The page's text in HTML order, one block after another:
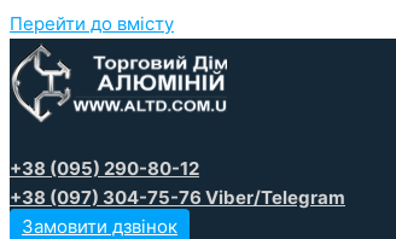
Перейти до вмісту
+38 (095) 290-80-12
+38 (097) 304-75-76 Viber/Telegram
Замовити дзвінок